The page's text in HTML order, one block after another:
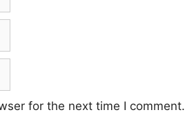
for the next time I comment.